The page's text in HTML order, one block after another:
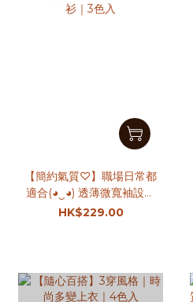
【簡約氣質♡】職場日常都
適合(◕‿◕) 透薄微寬袖設計
襯衫｜3色入
HK$229.00